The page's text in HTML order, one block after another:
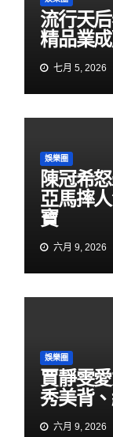
流行天
精品業
七月 5, 2026
娛樂圈
陳冠希
亞馬摔
寶
六月 9, 2026
娛樂圈
賈靜雯
秀美背
六月 9, 2026